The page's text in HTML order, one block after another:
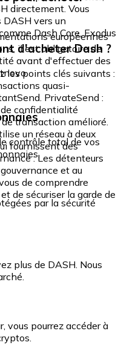
directement. Vous
vers un
Dash Core, Exodus
européennes
il est obligatoire de
avant d'effectuer des
d'acheter Dash ?
les points clés suivants :
quasi-
PrivateSend :
confidentialité
transaction amélioré.
un réseau à deux
fournissent des
: Les détenteurs
et au
de comprendre
de sécuriser la garde de
contrôle total de vos
par la sécurité
plus de DASH. Nous
vous pourrez accéder à